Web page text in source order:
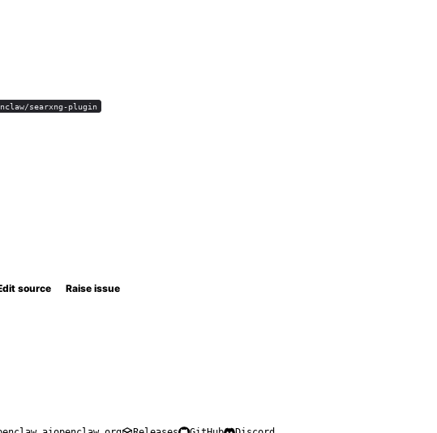
searxng-plugin
source Raise issue